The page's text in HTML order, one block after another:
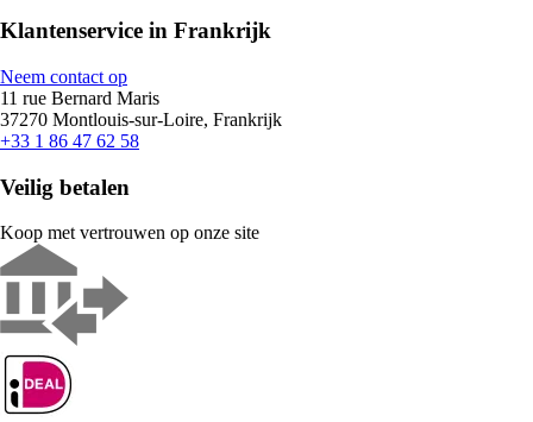
Klantenservice in Frankrijk
Neem contact op
11 rue Bernard Maris
37270 Montlouis-sur-Loire, Frankrijk
+33 1 86 47 62 58
Veilig betalen
Koop met vertrouwen op onze site